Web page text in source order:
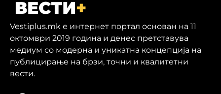
Vestiplus.mk е интернет портал основан на 11
октомври 2019 година и денес претставува
медиум со модерна и уникатна концепција на
публицирање на брзи, точни и квалитетни
вести.